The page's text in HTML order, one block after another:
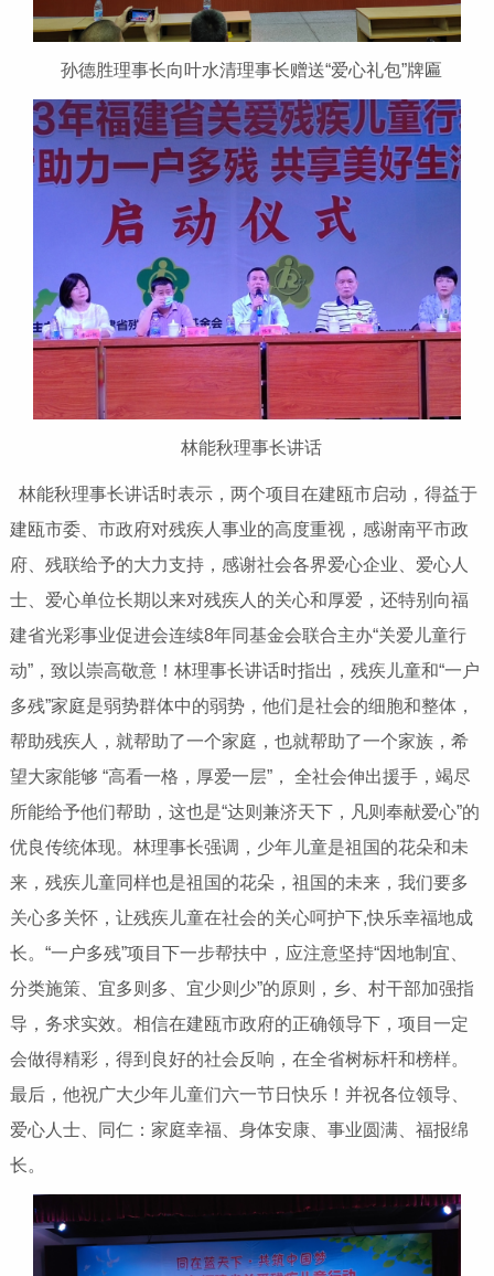
孙德胜理事长向叶水清理事长赠送“爱心礼包”牌匾
林能秋理事长讲话
林能秋理事长讲话时表示，两个项目在建瓯市启动，得益于
建瓯市委、市政府对残疾人事业的高度重视，感谢南平市政
府、残联给予的大力支持，感谢社会各界爱心企业、爱心人
士、爱心单位长期以来对残疾人的关心和厚爱，还特别向福
建省光彩事业促进会连续8年同基金会联合主办“关爱儿童行
动”，致以崇高敬意！林理事长讲话时指出，残疾儿童和“一户
多残”家庭是弱势群体中的弱势，他们是社会的细胞和整体，
帮助残疾人，就帮助了一个家庭，也就帮助了一个家族，希
望大家能够 “高看一格，厚爱一层”， 全社会伸出援手，竭尽
所能给予他们帮助，这也是“达则兼济天下，凡则奉献爱心”的
优良传统体现。林理事长强调，少年儿童是祖国的花朵和未
来，残疾儿童同样也是祖国的花朵，祖国的未来，我们要多
关心多关怀，让残疾儿童在社会的关心呵护下,快乐幸福地成
长。“一户多残”项目下一步帮扶中，应注意坚持“因地制宜、
分类施策、宜多则多、宜少则少”的原则，乡、村干部加强指
导，务求实效。相信在建瓯市政府的正确领导下，项目一定
会做得精彩，得到良好的社会反响，在全省树标杆和榜样。
最后，他祝广大少年儿童们六一节日快乐！并祝各位领导、
爱心人士、同仁：家庭幸福、身体安康、事业圆满、福报绵
长。